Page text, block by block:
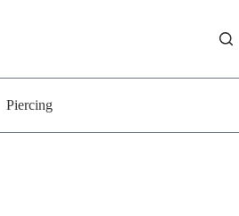
Piercing